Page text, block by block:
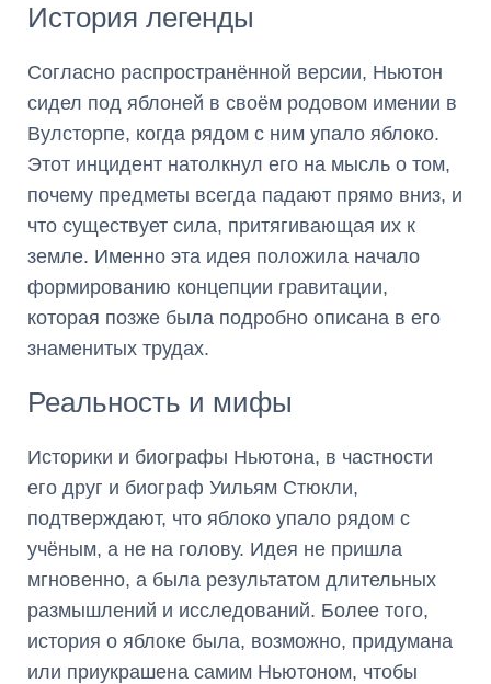
История легенды
Согласно распространённой версии, Ньютон
сидел под яблоней в своём родовом имении в
Вулсторпе, когда рядом с ним упало яблоко.
Этот инцидент натолкнул его на мысль о том,
почему предметы всегда падают прямо вниз, и
что существует сила, притягивающая их к
земле. Именно эта идея положила начало
формированию концепции гравитации,
которая позже была подробно описана в его
знаменитых трудах.
Реальность и мифы
Историки и биографы Ньютона, в частности
его друг и биограф Уильям Стюкли,
подтверждают, что яблоко упало рядом с
учёным, а не на голову. Идея не пришла
мгновенно, а была результатом длительных
размышлений и исследований. Более того,
история о яблоке была, возможно, придумана
или приукрашена самим Ньютоном, чтобы